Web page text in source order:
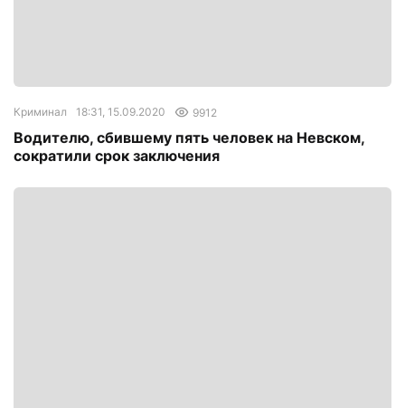
Криминал 18:31, 15.09.2020 9912
Водителю, сбившему пять человек на Невском,
сократили срок заключения